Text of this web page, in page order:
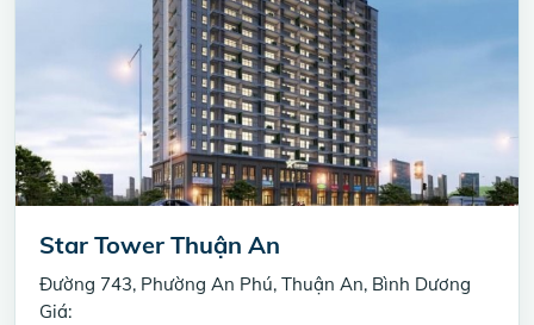
Star Tower Thuận An
Đường 743, Phường An Phú, Thuận An, Bình Dương
Giá: